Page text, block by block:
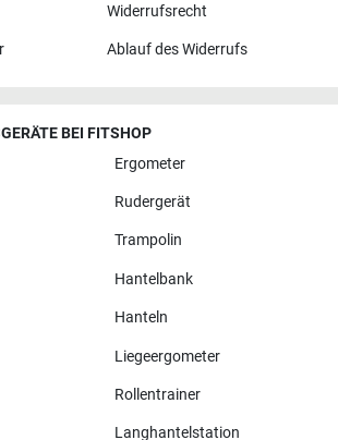
Widerrufsrecht
Ablauf des Widerrufs
BEI FITSHOP
Ergometer
Rudergerät
Trampolin
Hantelbank
Hanteln
Liegeergometer
Rollentrainer
Langhantelstation